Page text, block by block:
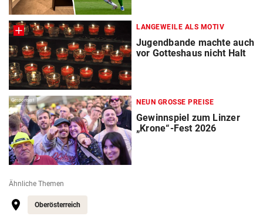
LANGEWEILE ALS MOTIV
Jugendbande machte auch
vor Gotteshaus nicht Halt
Gesponsert NEUN GROSSE PREISE
Gewinnspiel zum Linzer
„Krone“-Fest 2026
Ähnliche Themen
Oberösterreich